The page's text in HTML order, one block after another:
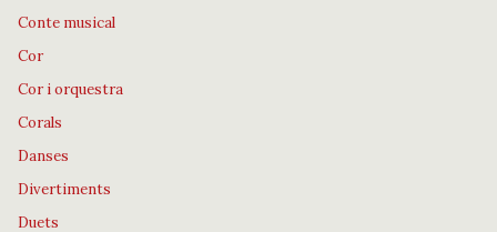
Conte musical
Cor
Cor i orquestra
Corals
Danses
Divertiments
Duets